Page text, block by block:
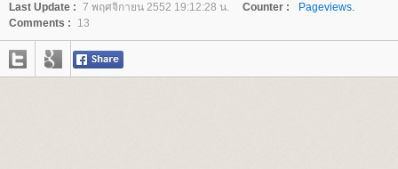
Last Update : 7 พฤศจิกายน 2552 19:12:28 น. Counter :
Pageviews.
Comments :
13